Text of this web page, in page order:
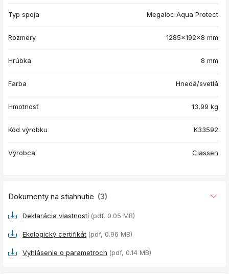
Typ spoja Megaloc Aqua Protect
Rozmery 1285x192x8 mm
Hrúbka 8 mm
Farba Hnedá/svetlá
Hmotnosť 13,99 kg
Kód výrobku K33592
Výrobca Classen
Dokumenty na stiahnutie (3)
Deklarácia vlastností (pdf, 0.05 MB)
Ekologický certifikát (pdf, 0.96 MB)
Vyhlásenie o parametroch (pdf, 0.14 MB)